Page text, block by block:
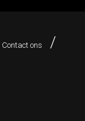
Contact ons